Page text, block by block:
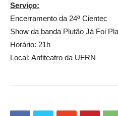
Serviço:
Encerramento da 24ª Cientec
Show da banda Plutão Já Foi
Horário: 21h
Local: Anfiteatro da UFRN